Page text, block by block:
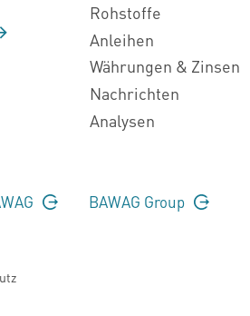
Rohstoffe
Anleihen
Währungen & Zinsen
Nachrichten
Analysen
BAWAG Group